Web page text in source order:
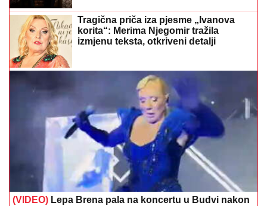
(VIDEO)
Lepa Brena pala na koncertu u Budvi nakon
kultnog zamaha nogom
"Odmah sam ga prepoznala,
nestvarno je" Mačak pronađen nakon
17 godina, požari doveli do dirljivog
susreta